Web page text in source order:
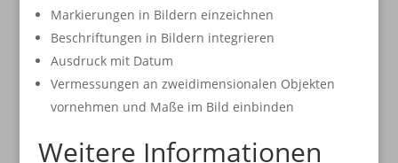
Markierungen in Bildern einzeichnen
Beschriftungen in Bildern integrieren
Ausdruck mit Datum
Vermessungen an zweidimensionalen Objekten
vornehmen und Maße im Bild einbinden
Weitere Informationen